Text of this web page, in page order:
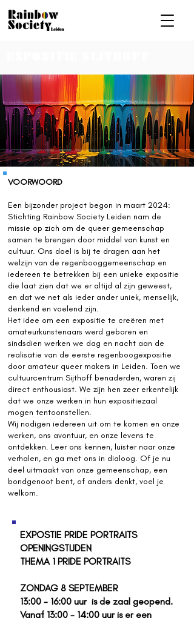
VOORWOORD
Een bijzonder project begon in maart 2024:
Stichting Rainbow Society Leiden nam de
missie op zich om de queer gemeenschap
samen te brengen door middel van kunst en
cultuur. Ons doel is bij te dragen aan het
welzijn van de regenbooggemeenschap en
iedereen te betrekken bij een unieke expositie
die laat zien dat we er altijd al zijn geweest,
en dat we net als ieder ander uniek, menselijk,
denkend en voelend zijn.
Het idee om een expositie te creëren met
amateurkunstenaars werd geboren en
sindsdien werken we dag en nacht aan de
realisatie van de eerste regenboogexpositie
door amateur queer makers in Leiden. Toen we
cultuurcentrum Sijthoff benaderden, waren zij
direct enthousiast. We zijn hen zeer erkentelijk
dat we onze werken in hun expositiezaal
mogen tentoonstellen.
Wij nodigen iedereen uit om te komen en onze
werken, ons avontuur, en onze levens te
ontdekken. Leer ons kennen, luister naar onze
verhalen, en ga met ons in dialoog. Of je nu
deel uitmaakt van onze gemeenschap, een
bondgenoot bent, of anders denkt, voel je
welkom.
EXPOSTIE PRIDE PORTRAITS
OPENINGSTIJDEN
THEMA 1 PRIDE PORTRAITS
ZONDAG 8 SEPTEMBER
13:00 - 16:00 uur is de zaal geopend.
Vanaf 13:00 - 14:00 uur is er een